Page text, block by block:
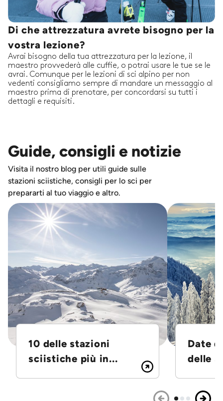
Di che attrezzatura avrete bisogno per la
vostra lezione?
Avrai bisogno della tua attrezzatura per la lezione, il
maestro provvederà alle cuffie, o potrai usare le tue se le
avrai. Comunque per le lezioni di sci alpino per non
vedenti consigliamo sempre di mandare un messaggio al
maestro prima di prenotare, per concordarsi su tutti i
dettagli e requisiti.
Guide, consigli e notizie
Visita il nostro blog per utili guide sulle
stazioni sciistiche, consigli per lo sci per
prepararti al tuo viaggio e altro.
10 delle stazioni
sciistiche più in...
Date
delle